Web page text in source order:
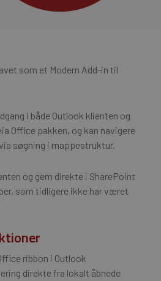
som et Modern Add-in til
i både Outlook klienten og
Office pakken, og kan navigere
søgning i mappestruktur.
og gem direkte i SharePoint
som tidligere ikke har været
ribbon i Outlook
direkte fra lokalt åbnede